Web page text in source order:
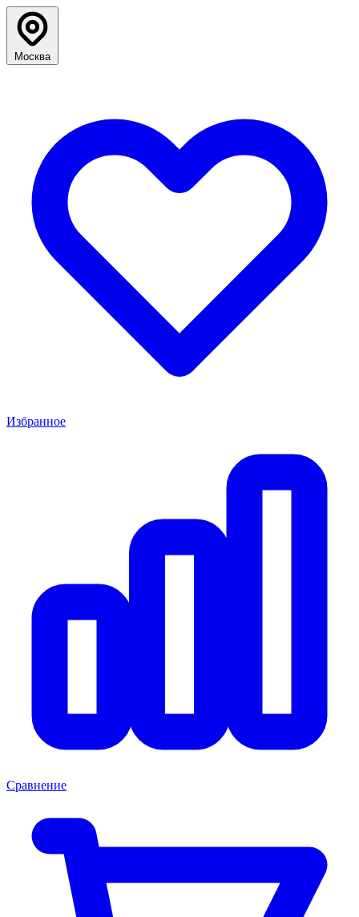
Москва
Избранное
Сравнение